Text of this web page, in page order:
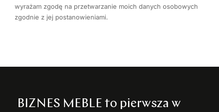
wyrażam zgodę na przetwarzanie moich danych osobowych
zgodnie z jej postanowieniami.
BIZNES MEBLE to pierwsza w